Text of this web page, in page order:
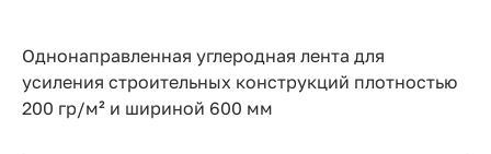
550-
03-
Однонаправленная углеродная лента для
усиления строительных конструкций плотностью
200 гр/м² и шириной 600 мм